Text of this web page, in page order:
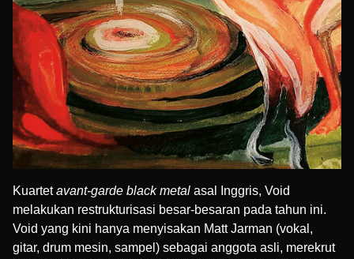
Kuartetavant-garde black metal asal Inggris, Void
melakukan restrukturisasi besar-besaran pada tahun ini.
Void yang kini hanya menyisakan Matt Jarman (vokal,
gitar, drum mesin, sampel) sebagai anggota asli, merekrut